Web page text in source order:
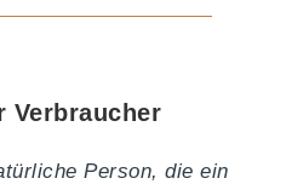
Verbraucher
Person, die ein